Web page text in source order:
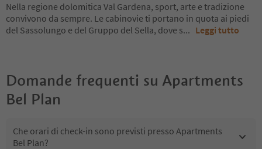
Nella regione dolomitica Val Gardena, sport, arte e tradizione
convivono da sempre. Le cabinovie ti portano in quota ai piedi
del Sassolungo e del Gruppo del Sella, dove s... Leggi tutto
Domande frequenti su Apartments
Bel Plan
Che orari di check-in sono previsti presso Apartments
Bel Plan?